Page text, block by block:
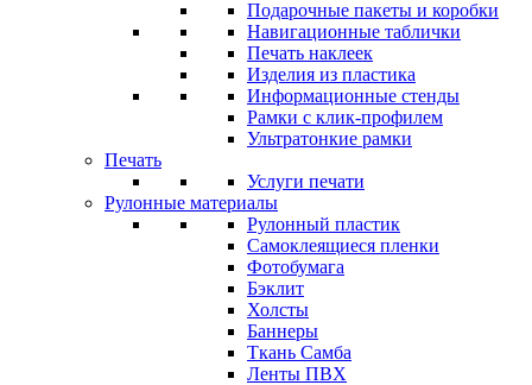
Подарочные пакеты и коробки
Навигационные таблички
Печать наклеек
Изделия из пластика
Информационные стенды
Рамки с клик-профилем
Ультратонкие рамки
Печать
Услуги печати
Рулонные материалы
Рулонный пластик
Самоклеящиеся пленки
Фотобумага
Бэклит
Холсты
Баннеры
Ткань Самба
Ленты ПВХ